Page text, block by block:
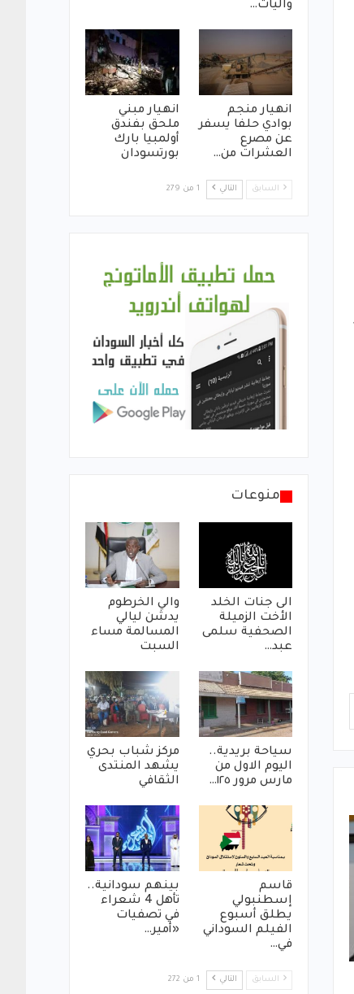
واليات…
انهيار منجم
بوادي حلفا يسفر
عن مصرع
العشرات من…
انهيار مبني
ملحق بفندق
أولمبيا بارك
بورتسودان
السابق التالي 1 من 279
منوعات
الى جنات الخلد
الأخت الزميلة
الصحفية سلمى
عبد…
والي الخرطوم
يدشن ليالي
المسالمة مساء
السبت
سياحة بريدية..
اليوم الاول من
مارس مرور ١٢٥…
مركز شباب بحري
يشهد المنتدى
الثقافي
قاسم
إسطنبولي
يطلق أسبوع
الفيلم السوداني
في…
بينهم سودانية..
تأهل 4 شعراء
في تصفيات
«أمير…
السابق التالي 1 من 272